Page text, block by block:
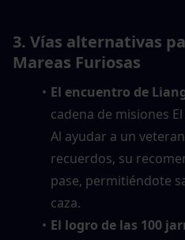
3. Vías alternativas
Mareas Furiosas
El encuentro de
cadena de misiones
Al ayudar a un
recuerdos, su
pase, permitiéndote
caza.
El logro de las 100